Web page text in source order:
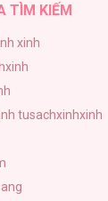
TÌM KIẾM
xinh
tusachxinhxinh